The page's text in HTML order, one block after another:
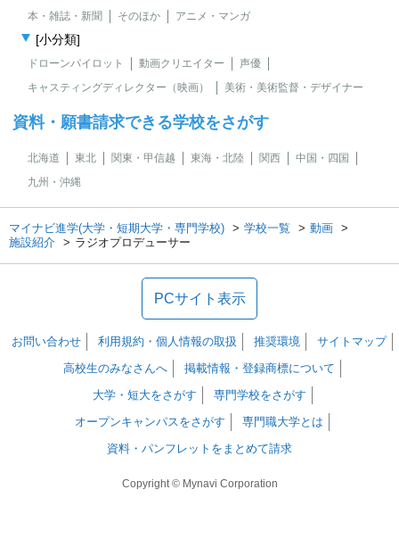
本・雑誌・新聞 そのほか アニメ・マンガ
[小分類]
ドローンパイロット 動画クリエイター
声優
キャスティングディレクター（映画）
美術・美術監督・デザイナー
資料・願書請求できる学校をさがす
北海道 東北 関東・甲信越 東海・北陸 関西
中国・四国
九州・沖縄
マイナビ進学(大学・短期大学・専門学校) 学校一覧
動画
施設紹介
ラジオプロデューサー
PCサイト表示
お問い合わせ 利用規約・個人情報の取扱 推奨環境
サイトマップ
高校生のみなさんへ
掲載情報・登録商標について
大学・短大をさがす
専門学校をさがす
オープンキャンパスをさがす
専門職大学とは
資料・パンフレットをまとめて請求
Copyright © Mynavi Corporation